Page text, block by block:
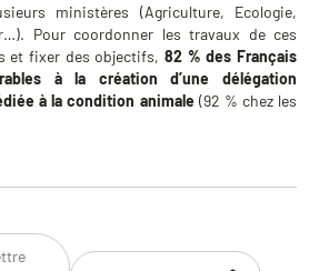
ministères (Agriculture, Ecologie,
Pour coordonner les travaux de ces
et fixer des objectifs, 82 % des Français
à la création d’une délégation
à la condition animale (92 % chez les